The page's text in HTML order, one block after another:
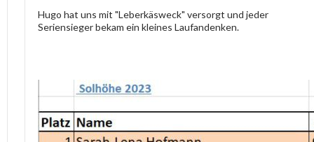
Hugo hat uns mit "Leberkäsweck" versorgt und jeder
Seriensieger bekam ein kleines Laufandenken.